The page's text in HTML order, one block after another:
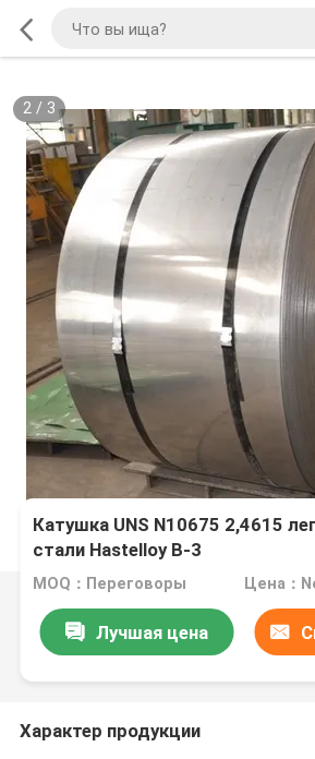
2/ 3
Катушка UNS N10675 2,4615
стали Hastelloy B-3
MOQ：Переговоры Цена：
Лучшая цена
Характер продукции